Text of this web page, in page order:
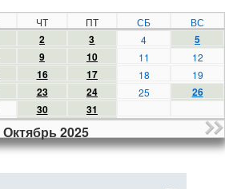
ЧТ ПТ СБ ВС
2 3 4
5
9 10 11 12
16 17 18 19
23 24 25
26
30 31
Октябрь 2025